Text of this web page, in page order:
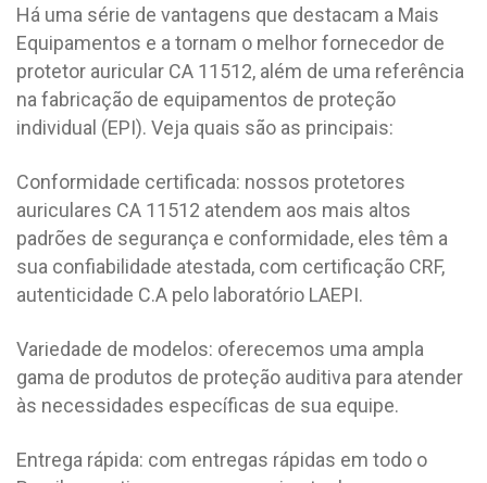
Há uma série de vantagens que destacam a Mais
Equipamentos e a tornam o melhor fornecedor de
protetor auricular CA 11512, além de uma referência
na fabricação de equipamentos de proteção
individual (EPI). Veja quais são as principais:
Conformidade certificada: nossos protetores
auriculares CA 11512 atendem aos mais altos
padrões de segurança e conformidade, eles têm a
sua confiabilidade atestada, com certificação CRF,
autenticidade C.A pelo laboratório LAEPI.
Variedade de modelos: oferecemos uma ampla
gama de produtos de proteção auditiva para atender
às necessidades específicas de sua equipe.
Entrega rápida: com entregas rápidas em todo o